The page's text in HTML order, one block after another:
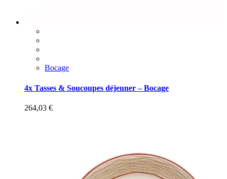
Bocage
4x Tasses & Soucoupes déjeuner – Bocage
264,03 €